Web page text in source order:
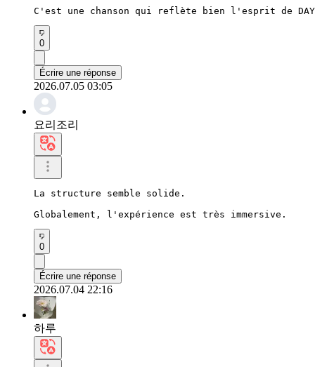
C'est une chanson qui reflète bien l'esprit de
0
Écrire une réponse
2026.07.05 03:05
요리조리
La structure semble solide.
Globalement, l'expérience est très immersive.
0
Écrire une réponse
2026.07.04 22:16
하루